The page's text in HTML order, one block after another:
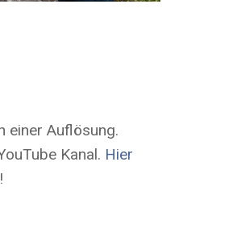
einer Auflösung.
Kanal. Hier